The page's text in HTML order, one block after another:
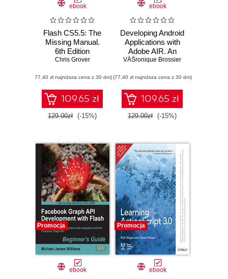
ebook
Flash CS5.5: The
Missing Manual.
6th Edition
Chris Grover
(77,40 zł najniższa cena z 30 dni)
109.65 zł
129.00zł (-15%)
ebook
Developing Android
Applications with
Adobe AIR. An
ActionScript
to Building Android
Applications
VĂŠronique Brossier
(77,40 zł najniższa cena z 30 dni)
109.65 zł
129.00zł (-15%)
Promocja
ebook
Promocja
ebook